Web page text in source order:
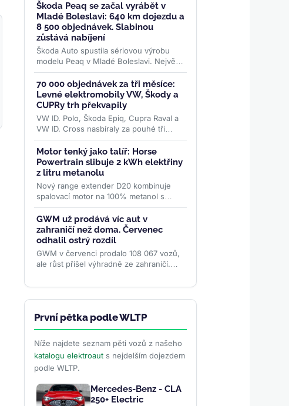
Škoda Peaq se začal vyrábět v
Mladé Boleslavi: 640 km dojezdu a
8 500 objednávek. Slabinou
zůstává nabíjení
Škoda Auto spustila sériovou výrobu
modelu Peaq v Mladé Boleslavi. Největší
elektromobil značky se montuje na
stejné lince jako Enyaq a...>>
70 000 objednávek za tři měsíce:
Levné elektromobily VW, Škody a
CUPRy trh překvapily
VW ID. Polo, Škoda Epiq, Cupra Raval a
VW ID. Cross nasbíraly za pouhé tři
měsíce přes 70 000 objednávek. Levná
rodina elektromobilů...>>
Motor tenký jako talíř: Horse
Powertrain slibuje 2 kWh elektřiny
z litru metanolu
Nový range extender D20 kombinuje
spalovací motor na 100% metanol s
kompaktním diskovým generátorem o
účinnosti 96,4 %. Firma slibuje
studený...>>
GWM už prodává víc aut v
zahraničí než doma. Červenec
odhalil ostrý rozdíl
GWM v červenci prodalo 108 067 vozů,
ale růst přišel výhradně ze zahraničí.
prodeje, zatímco...>>
První pětka podle WLTP
Níže najdete seznam pěti vozů z našeho
katalogu elektroauts nejdelším dojezdem
podle WLTP.
Mercedes-Benz - CLA
250+ Electric